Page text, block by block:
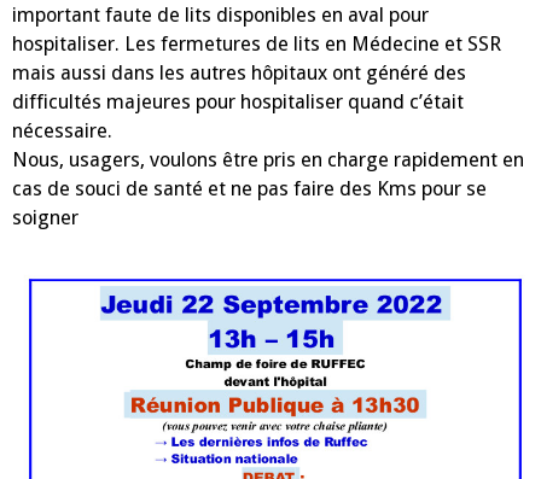
important faute de lits disponibles en aval pour
hospitaliser. Les fermetures de lits en Médecine et SSR
mais aussi dans les autres hôpitaux ont généré des
difficultés majeures pour hospitaliser quand c’était
nécessaire.
Nous, usagers, voulons être pris en charge rapidement en
cas de souci de santé et ne pas faire des Kms pour se
soigner